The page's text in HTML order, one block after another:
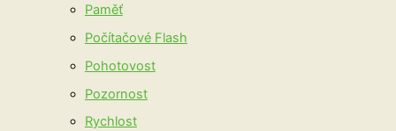
Paměť
Počítačové Flash
Pohotovost
Pozornost
Rychlost